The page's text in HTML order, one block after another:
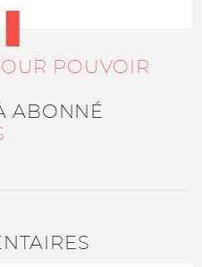
POUVOIR
ABONNÉ